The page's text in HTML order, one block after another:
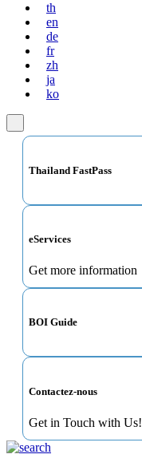
th
en
de
fr
zh
ja
ko
Thailand FastPass
eServices
Get more information
BOI Guide
Contactez-nous
Get in Touch with Us!